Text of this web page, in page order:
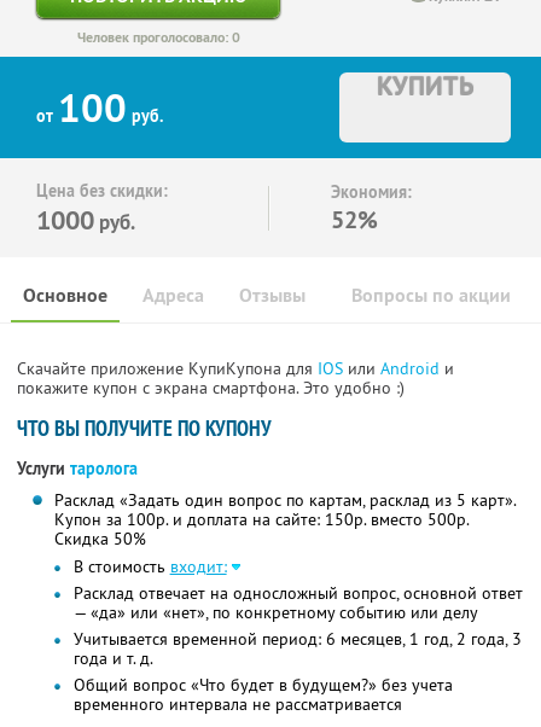
Человек проголосовало: 0
от 100 руб.
КУПИТЬ
Цена без скидки:
1000 руб.
Экономия:
52%
Основное Отзывы Вопросы по акции
Адреса
Скачайте приложение КупиКупона для IOS или Android и
покажите купон с экрана смартфона. Это удобно :)
ЧТО ВЫ ПОЛУЧИТЕ ПО КУПОНУ
Услуги таролога
Расклад «Задать один вопрос по картам, расклад из 5 карт».
Купон за 100р. и доплата на сайте: 150р. вместо 500р.
Скидка 50%
В стоимость входит:
Расклад отвечает на односложный вопрос, основной ответ
— «да» или «нет», по конкретному событию или делу
Учитывается временной период: 6 месяцев, 1 год, 2 года, 3
года и т. д.
Общий вопрос «Что будет в будущем?» без учета
временного интервала не рассматривается